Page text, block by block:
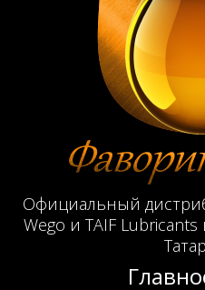
Официальный
Wego и TAIF